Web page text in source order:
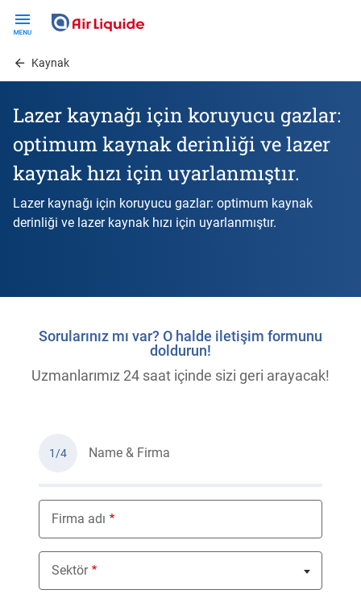
contentKaynak
Lazer kaynağı için koruyucu gazlar:
optimum kaynak derinliği ve lazer
kaynak hızı için uyarlanmıştır.
Lazer kaynağı için koruyucu gazlar: optimum kaynak
derinliği ve lazer kaynak hızı için uyarlanmıştır.
Sorularınız mı var? O halde iletişim formunu
doldurun!
Uzmanlarımız 24 saat içinde sizi geri arayacak!
1/4 Name & Firma
Firma adı
Sektör
Nothing selected